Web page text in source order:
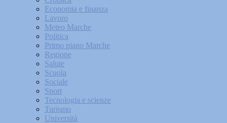
Economia e finanza
Lavoro
Meteo Marche
Politica
Primo piano Marche
Regione
Salute
Scuola
Sociale
Sport
Tecnologia e scienze
Turismo
Università